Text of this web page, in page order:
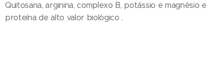
Quitosana, arginina, complexo B, potássio e magnésio e
proteína de alto valor biológico .